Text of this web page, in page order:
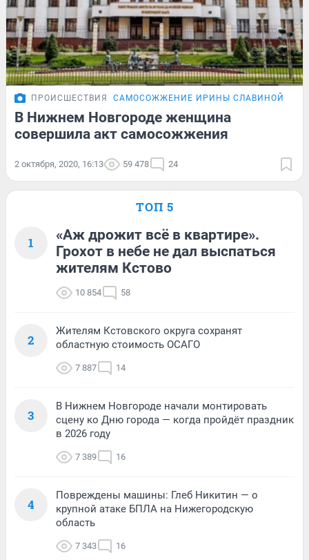
ПРОИСШЕСТВИЯ САМОСОЖЖЕНИЕ ИРИНЫ СЛАВИНОЙ
В Нижнем Новгороде женщина
совершила акт самосожжения
2 октября, 2020, 16:13 59 478 24
ТОП 5
1
«Аж дрожит всё в квартире».
Грохот в небе не дал выспаться
жителям Кстово
10 854 58
2
Жителям Кстовского округа сохранят
областную стоимость ОСАГО
7 887 14
3
В Нижнем Новгороде начали монтировать
сцену ко Дню города — когда пройдёт праздник
в 2026 году
7 389 16
4
Повреждены машины: Глеб Никитин — о
крупной атаке БПЛА на Нижегородскую
область
7 343 16